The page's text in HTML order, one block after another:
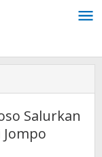
Salurkan